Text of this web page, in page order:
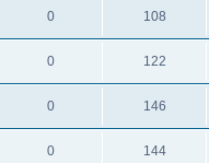
0 108
0 122
0 146
0 144